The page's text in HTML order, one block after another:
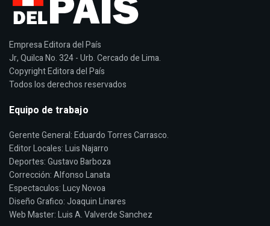
Empresa Editora del País
Jr, Quilca No. 324 - Urb. Cercado de Lima.
Copyright Editora del País
Todos los derechos reservados
Equipo de trabajo
Gerente General: Eduardo Torres Carrasco.
Editor Locales: Luis Najarro
Deportes: Gustavo Barboza
Corrección: Alfonso Lanata
Espectaculos: Lucy Novoa
Diseño Grafico: Joaquin Linares
Web Master: Luis A. Valverde Sanchez